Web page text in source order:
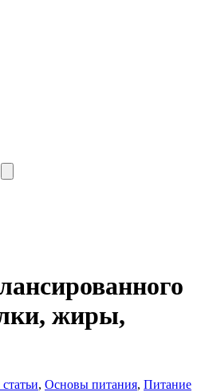
жиры,
, Основы питания, Питание